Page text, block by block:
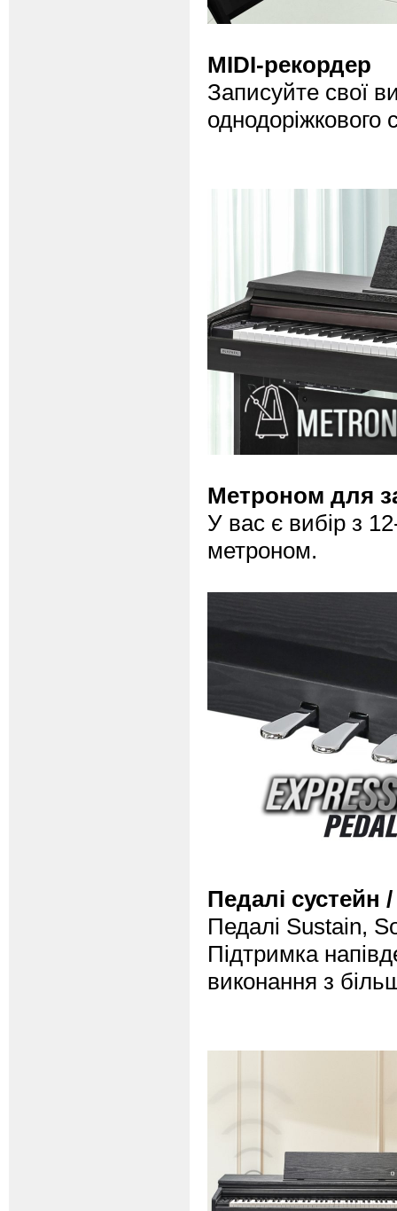
MIDI-рекордер
Записуйте свої
однодоріжкового
Метроном для
У вас є вибір з
метроном.
Педалі сустейн
Педалі Sustain,
Підтримка
виконання з